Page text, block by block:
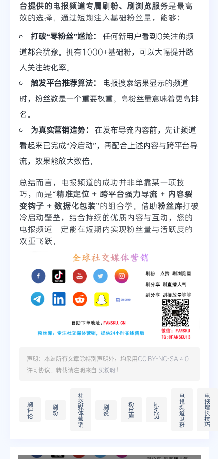
台提供的电报频道专属刷粉、刷浏览服务是最高
效的选择。通过短期注入基础粉丝量，能够：
打破“零粉丝”尴尬：
任何新用户看到0关注的频
道都会犹豫。拥有1000+基础粉，可以大幅提升路
人关注转化率。
触发平台推荐算法：
电报搜索结果显示的频道
时，粉丝数是一个重要权重。高粉丝量意味着更高排
名。
为真实营销造势：
在发布导流内容前，先让频道
看起来已完成“冷启动”，再配合上述内容与跨平台导
流，效果能放大数倍。
总结而言，电报频道的成功并非单靠某一项技
巧，而是“精准定位 + 跨平台强力导流 + 内容裂
变钩子 + 数据化包装”的组合拳。借助粉丝库打破
冷启动壁垒，结合持续的优质内容与互动，您的
电报频道一定能在短期内实现粉丝量与活跃度的
双重飞跃。
声明：本站所有文章除特别声明外，均采用CC BY-NC-SA 4.0
许可协议。转载请注明来自 买粉呀！
刷
评
论
刷
粉
社
交
媒
体
营
销
刷
赞
粉
丝
库
刷
浏
览
电
报
频
道
吸
粉
电
报
增
长
技
巧